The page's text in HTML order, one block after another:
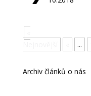
...
Archiv článků o nás